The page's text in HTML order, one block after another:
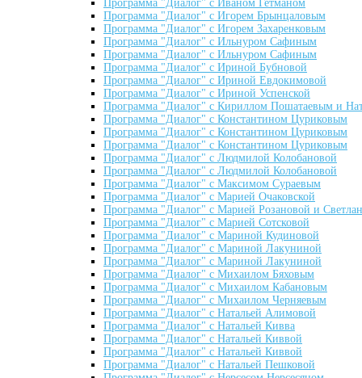
Программа "Диалог" с Иваном Гетманом
Программа "Диалог" с Игорем Брынцаловым
Программа "Диалог" с Игорем Захаренковым
Программа "Диалог" с Ильнуром Сафиным
Программа "Диалог" с Ильнуром Сафиным
Программа "Диалог" с Ириной Бубновой
Программа "Диалог" с Ириной Евдокимовой
Программа "Диалог" с Ириной Успенской
Программа "Диалог" с Кириллом Пошатаевым и
Программа "Диалог" с Константином Цуриковым
Программа "Диалог" с Константином Цуриковым
Программа "Диалог" с Константином Цуриковым
Программа "Диалог" с Людмилой Колобановой
Программа "Диалог" с Людмилой Колобановой
Программа "Диалог" с Максимом Сураевым
Программа "Диалог" с Марией Очаковской
Программа "Диалог" с Марией Розановой и
Программа "Диалог" с Марией Сотсковой
Программа "Диалог" с Мариной Кудиновой
Программа "Диалог" с Мариной Лакуниной
Программа "Диалог" с Мариной Лакуниной
Программа "Диалог" с Михаилом Бяховым
Программа "Диалог" с Михаилом Кабановым
Программа "Диалог" с Михаилом Черняевым
Программа "Диалог" с Натальей Алимовой
Программа "Диалог" с Натальей Кивва
Программа "Диалог" с Натальей Киввой
Программа "Диалог" с Натальей Киввой
Программа "Диалог" с Натальей Пешковой